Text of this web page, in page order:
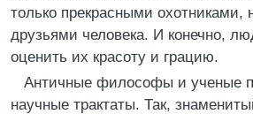
только прекрасными охотниками,
друзьями человека. И конечно,
оценить их красоту и грацию.
Античные философы и ученые
научные трактаты. Так,